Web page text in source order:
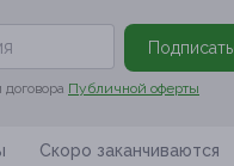
Публичной оферты
Скоро заканчиваются